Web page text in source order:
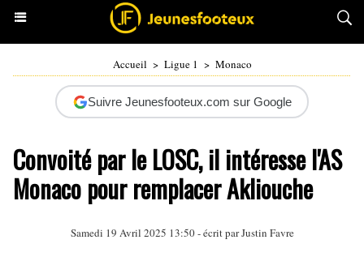
Accueil > Ligue 1 > Monaco
Suivre Jeunesfooteux.com sur Google
Convoité par le LOSC, il intéresse l'AS
Monaco pour remplacer Akliouche
Samedi 19 Avril 2025 13:50 - écrit parJustin Favre